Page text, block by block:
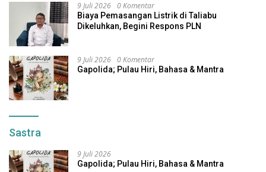
9 Juli 2026 0 Komentar
Biaya Pemasangan Listrik di Taliabu
Dikeluhkan, Begini Respons PLN
9 Juli 2026 0 Komentar
Gapolida; Pulau Hiri, Bahasa & Mantra
Sastra
9 Juli 2026
Gapolida; Pulau Hiri, Bahasa & Mantra